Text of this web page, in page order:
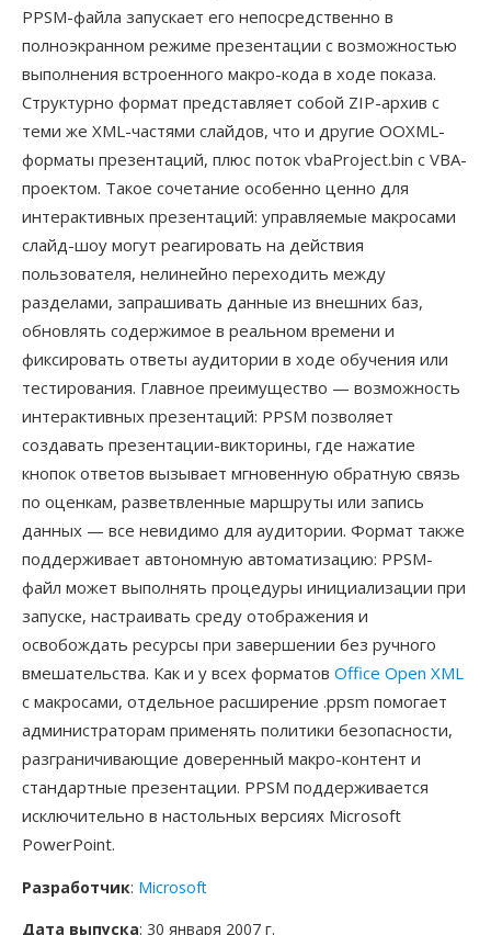
PPSM-файла запускает его непосредственно в
полноэкранном режиме презентации с возможностью
выполнения встроенного макро-кода в ходе показа.
Структурно формат представляет собой ZIP-архив с
теми же XML-частями слайдов, что и другие OOXML-
форматы презентаций, плюс поток vbaProject.bin с VBA-
проектом. Такое сочетание особенно ценно для
интерактивных презентаций: управляемые макросами
слайд-шоу могут реагировать на действия
пользователя, нелинейно переходить между
разделами, запрашивать данные из внешних баз,
обновлять содержимое в реальном времени и
фиксировать ответы аудитории в ходе обучения или
тестирования. Главное преимущество — возможность
интерактивных презентаций: PPSM позволяет
создавать презентации-викторины, где нажатие
кнопок ответов вызывает мгновенную обратную связь
по оценкам, разветвленные маршруты или запись
данных — все невидимо для аудитории. Формат также
поддерживает автономную автоматизацию: PPSM-
файл может выполнять процедуры инициализации при
запуске, настраивать среду отображения и
освобождать ресурсы при завершении без ручного
вмешательства. Как и у всех форматов Office Open XML
с макросами, отдельное расширение .ppsm помогает
администраторам применять политики безопасности,
разграничивающие доверенный макро-контент и
стандартные презентации. PPSM поддерживается
исключительно в настольных версиях Microsoft
PowerPoint.
Разработчик: Microsoft
Дата выпуска: 30 января 2007 г.